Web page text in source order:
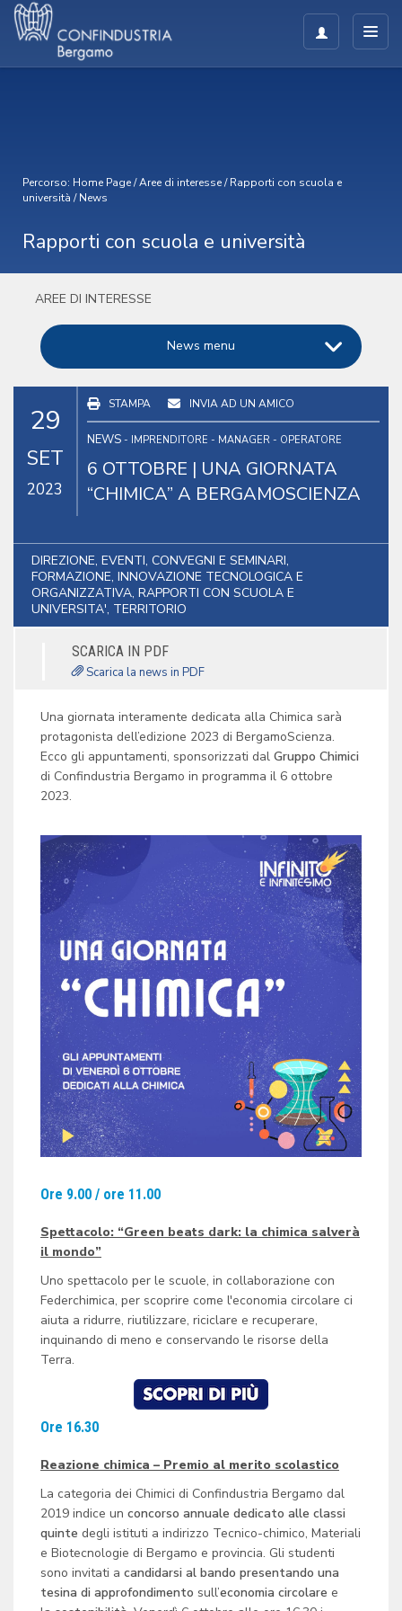
Percorso: Home Page/Aree di interesse/Rapporti con scuola e
università /News
Rapporti con scuola e università
AREE DI INTERESSE
News menu
29
SET
2023
STAMPA INVIA AD UN AMICO
NEWS - IMPRENDITORE - MANAGER - OPERATORE
6 OTTOBRE | UNA GIORNATA
“CHIMICA” A BERGAMOSCIENZA
DIREZIONE, EVENTI, CONVEGNI E SEMINARI,
FORMAZIONE, INNOVAZIONE TECNOLOGICA E
ORGANIZZATIVA, RAPPORTI CON SCUOLA E
UNIVERSITA', TERRITORIO
SCARICA IN PDF
Scarica la news in PDF
Una giornata interamente dedicata alla Chimica sarà
protagonista dell’edizione 2023 di BergamoScienza.
Ecco gli appuntamenti, sponsorizzati dal Gruppo Chimici
di Confindustria Bergamo in programma il 6 ottobre
2023.
Ore 9.00 / ore 11.00
Spettacolo: “Green beats dark: la chimica salverà
il mondo”
Uno spettacolo per le scuole, in collaborazione con
Federchimica, per scoprire come l'economia circolare ci
aiuta a ridurre, riutilizzare, riciclare e recuperare,
inquinando di meno e conservando le risorse della
Terra.
Ore 16.30
Reazione chimica – Premio al merito scolastico
La categoria dei Chimici di Confindustria Bergamo dal
2019 indice un concorso annuale dedicato alle classi
quinte degli istituti a indirizzo Tecnico-chimico, Materiali
e Biotecnologie di Bergamo e provincia. Gli studenti
sono invitati a candidarsi al bando presentando una
tesina di approfondimento sull’economia circolare e